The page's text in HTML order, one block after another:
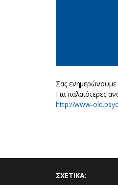
Σας ενημερώνουμε
Για παλαιότερες
http://www-
ΣΧΕΤΙΚΑ: